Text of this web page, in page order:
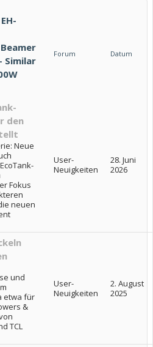
Similar
Forum Datum
den
Neue
Fokus
neuen
User-
Neuigkeiten
28. Juni
2026
und
etwa für
&
TCL
User-
Neuigkeiten
2. August
2025